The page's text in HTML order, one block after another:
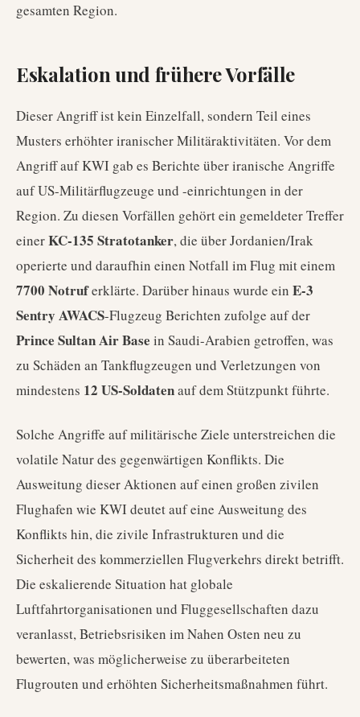
gesamten Region.
Eskalation und frühere Vorfälle
Dieser Angriff ist kein Einzelfall, sondern Teil eines
Musters erhöhter iranischer Militäraktivitäten. Vor dem
Angriff auf KWI gab es Berichte über iranische Angriffe
auf US-Militärflugzeuge und -einrichtungen in der
Region. Zu diesen Vorfällen gehört ein gemeldeter Treffer
einerKC-135 Stratotanker, die über Jordanien/Irak
operierte und daraufhin einen Notfall im Flug mit einem
7700 Notruferklärte. Darüber hinaus wurde ein E-3
Sentry AWACS-Flugzeug Berichten zufolge auf der
Prince Sultan Air Base in Saudi-Arabien getroffen, was
zu Schäden an Tankflugzeugen und Verletzungen von
mindestens 12 US-Soldatenauf dem Stützpunkt führte.
Solche Angriffe auf militärische Ziele unterstreichen die
volatile Natur des gegenwärtigen Konflikts. Die
Ausweitung dieser Aktionen auf einen großen zivilen
Flughafen wie KWI deutet auf eine Ausweitung des
Konflikts hin, die zivile Infrastrukturen und die
Sicherheit des kommerziellen Flugverkehrs direkt betrifft.
Die eskalierende Situation hat globale
Luftfahrtorganisationen und Fluggesellschaften dazu
veranlasst, Betriebsrisiken im Nahen Osten neu zu
bewerten, was möglicherweise zu überarbeiteten
Flugrouten und erhöhten Sicherheitsmaßnahmen führt.